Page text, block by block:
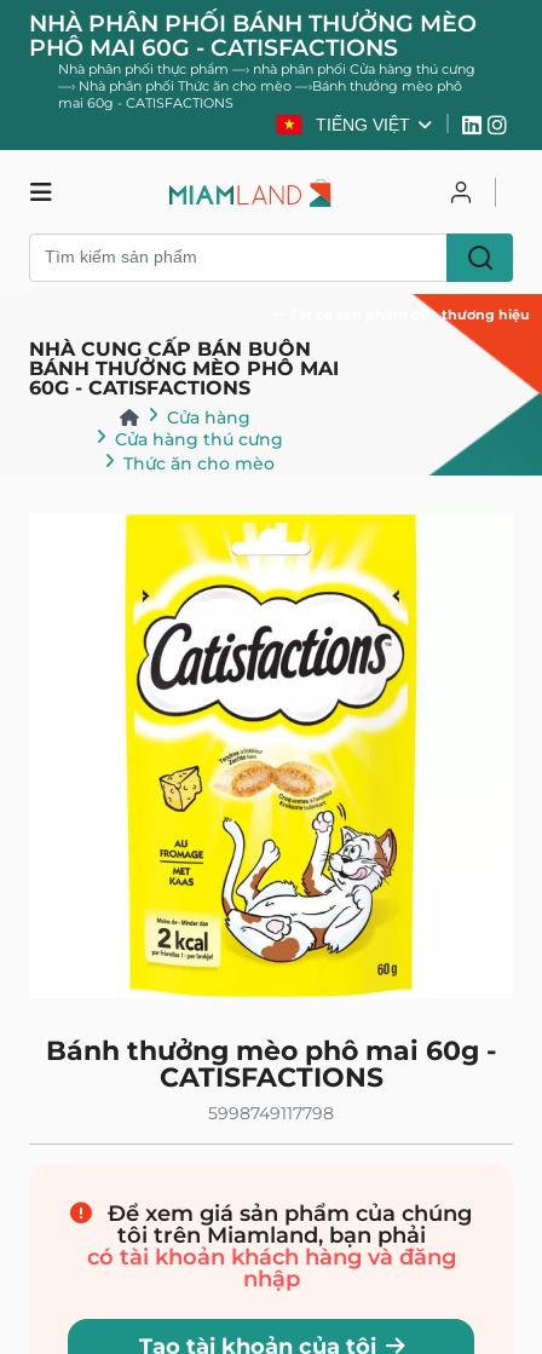
NHÀ PHÂN PHỐI BÁNH THƯỞNG MÈO
PHÔ MAI 60G - CATISFACTIONS
Nhà phân phối thực phẩm —› nhà phân phối Cửa hàng thú cưng
—› Nhà phân phối Thức ăn cho mèo —›Bánh thưởng mèo phô
mai 60g - CATISFACTIONS
TIẾNG VIỆT
NHÀ CUNG CẤP BÁN BUÔN
BÁNH THƯỞNG MÈO PHÔ MAI
60G - CATISFACTIONS
Cửa hàng
Cửa hàng thú cưng
Thức ăn cho mèo
Tất cả sản phẩm của thương hiệu
Bánh thưởng mèo phô mai 60g -
CATISFACTIONS
5998749117798
Để xem giá sản phẩm của chúng
tôi trên Miamland, bạn phải
có tài khoản khách hàng và đăng
nhập
Tạo tài khoản của tôi